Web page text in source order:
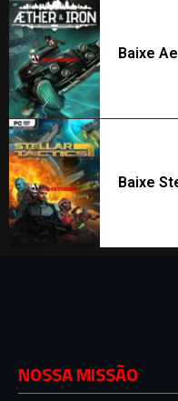
Baixe
Baixe
NOSSA MISSÃO